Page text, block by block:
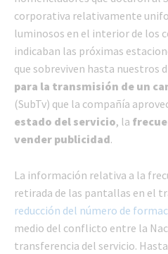
corporativa relativamente
luminosos en el interior de los
indicaban las próximas
que sobreviven hasta nuestros
para la transmisión de un
(SubTv) que la compañía
estado del servicio, la
vender publicidad.
La información relativa a la
retirada de las pantallas en el
reducción del número de
medio del conflicto entre la
transferencia del servicio.